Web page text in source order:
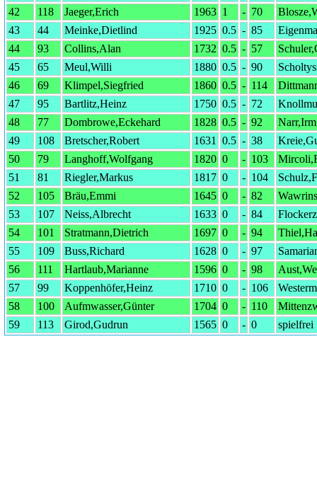
42
118 Jaeger,Erich 1963 1 - 70
43
44 Meinke,Dietlind 1925 0.5 - 85
44
93 Collins,Alan 1732 0.5 - 57
45
65 Meul,Willi 1880 0.5 - 90
46
69 Klimpel,Siegfried 1860 0.5 - 114
47
95 Bartlitz,Heinz 1750 0.5 - 72
48
77 Dombrowe,Eckehard 1828 0.5 - 92
49
108 Bretscher,Robert 1631 0.5 - 38
50
79 Langhoff,Wolfgang 1820 0 - 103
51
81 Riegler,Markus 1817 0 - 104
52
105 Bräu,Emmi 1645 0 - 82
53
107 Neiss,Albrecht 1633 0 - 84
54
101 Stratmann,Dietrich 1697 0 - 94
55
109 Buss,Richard 1628 0 - 97
56
111 Hartlaub,Marianne 1596 0 - 98
57
99 Koppenhöfer,Heinz 1710 0 - 106
58
100 Aufmwasser,Günter 1704 0 - 110
59
113 Girod,Gudrun 1565 0 - 0 spielfrei